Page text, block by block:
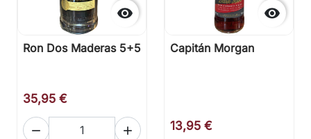

Ron Dos Maderas 5+5
35,95 €
 

Capitán Morgan
13,95 €